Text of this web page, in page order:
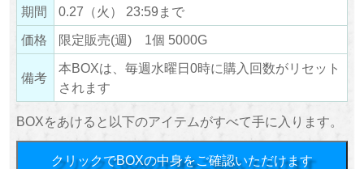
期間
0.27（火） 23:59まで
価格
限定販売(週) 1個 5000G
備考
本BOXは、毎週水曜日0時に購入回数がリセット
されます
BOXをあけると以下のアイテムがすべて手に入ります。
クリックでBOXの中身をご確認いただけます